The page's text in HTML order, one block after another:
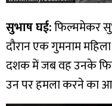
सुभाष घई:फिल्ममेकर
दौरान एक गुमनाम
दशक में जब वह उनके
उन पर हमला करने का